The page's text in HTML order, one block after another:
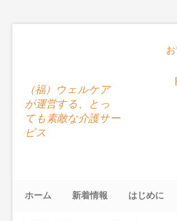
（福）ウェルケア
が運営する、とっ
ても素敵な介護サー
ビス
ホーム 新着情報 はじめに